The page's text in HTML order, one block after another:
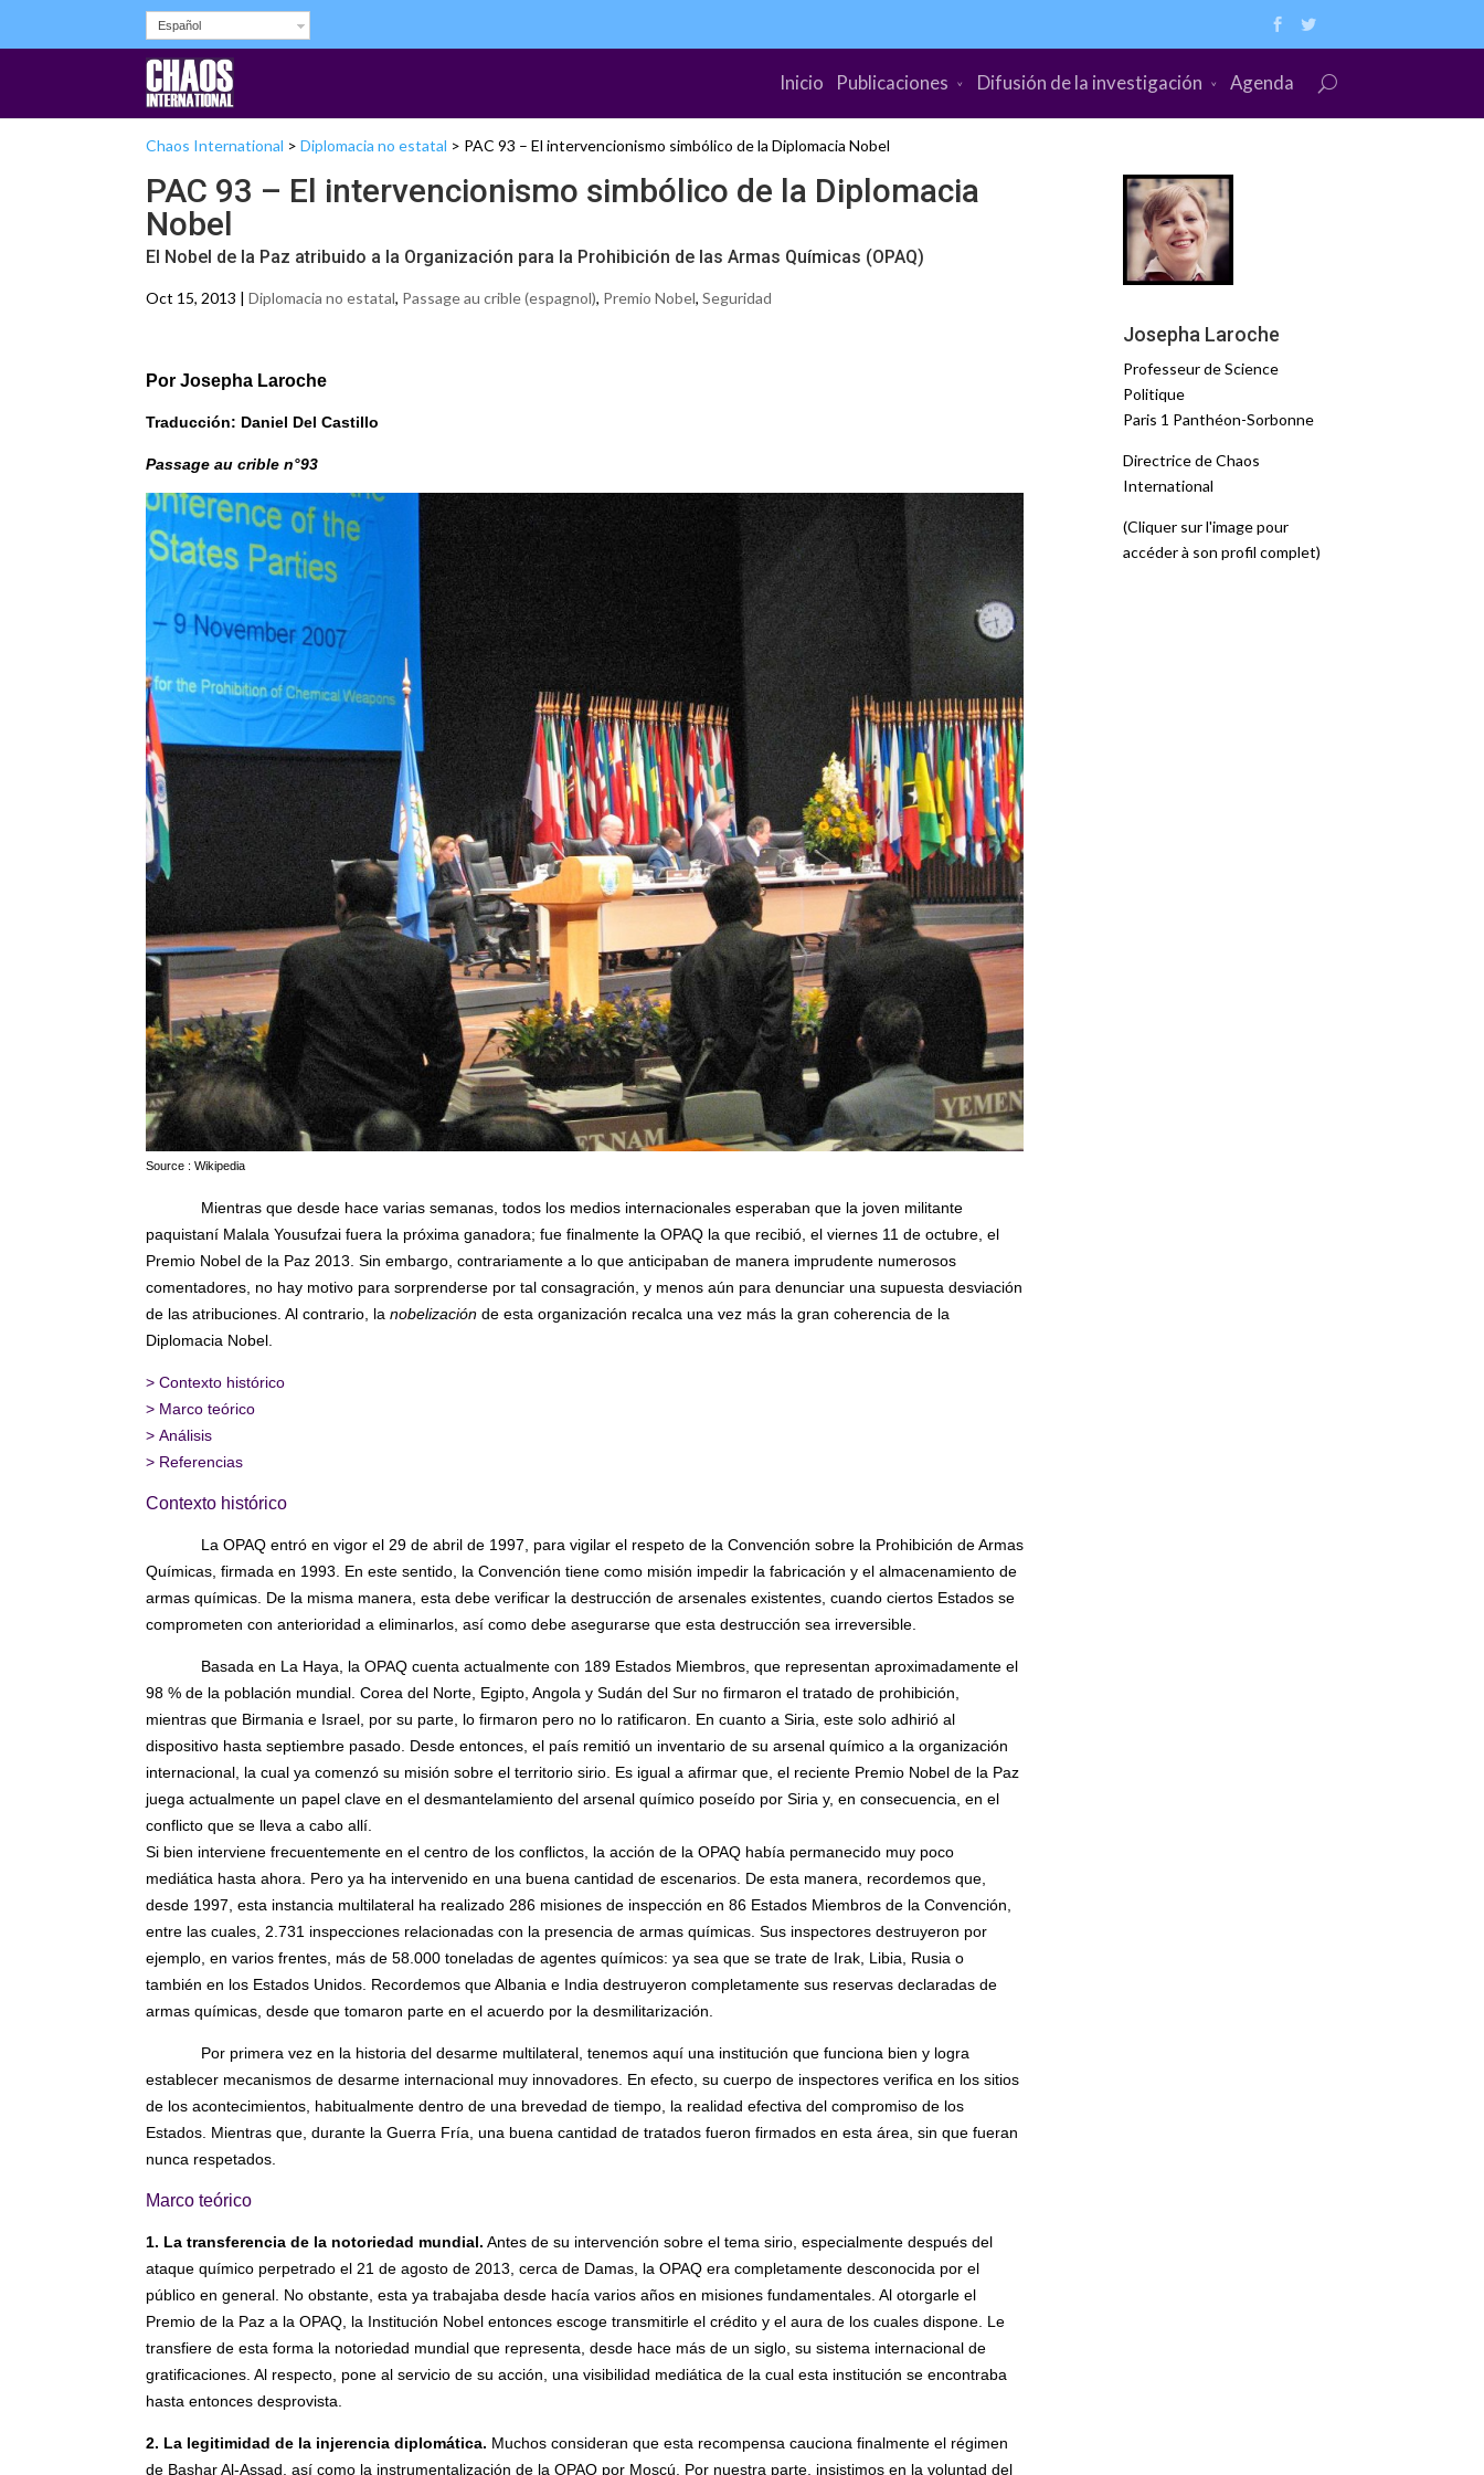
Español
Inicio Publicaciones Difusión de la investigación Agenda
Chaos International > Diplomacia no estatal > PAC 93 – El intervencionismo simbólico de la Diplomacia Nobel
PAC 93 – El intervencionismo simbólico de la Diplomacia
Nobel
El Nobel de la Paz atribuido a la Organización para la Prohibición de las Armas Químicas (OPAQ)
Oct 15, 2013 | Diplomacia no estatal, Passage au crible (espagnol), Premio Nobel, Seguridad
Por Josepha Laroche
Traducción: Daniel Del Castillo
Passage au crible n°93
Source : Wikipedia
Mientras que desde hace varias semanas, todos los medios internacionales esperaban que la joven militante
paquistaní Malala Yousufzai fuera la próxima ganadora; fue finalmente la OPAQ la que recibió, el viernes 11 de octubre, el
Premio Nobel de la Paz 2013. Sin embargo, contrariamente a lo que anticipaban de manera imprudente numerosos
comentadores, no hay motivo para sorprenderse por tal consagración, y menos aún para denunciar una supuesta desviación
de las atribuciones. Al contrario, la nobelización de esta organización recalca una vez más la gran coherencia de la
Diplomacia Nobel.
> Contexto histórico
> Marco teórico
> Análisis
> Referencias
Contexto histórico
La OPAQ entró en vigor el 29 de abril de 1997, para vigilar el respeto de la Convención sobre la Prohibición de Armas
Químicas, firmada en 1993. En este sentido, la Convención tiene como misión impedir la fabricación y el almacenamiento de
armas químicas. De la misma manera, esta debe verificar la destrucción de arsenales existentes, cuando ciertos Estados se
comprometen con anterioridad a eliminarlos, así como debe asegurarse que esta destrucción sea irreversible.
Basada en La Haya, la OPAQ cuenta actualmente con 189 Estados Miembros, que representan aproximadamente el
98 % de la población mundial. Corea del Norte, Egipto, Angola y Sudán del Sur no firmaron el tratado de prohibición,
mientras que Birmania e Israel, por su parte, lo firmaron pero no lo ratificaron. En cuanto a Siria, este solo adhirió al
dispositivo hasta septiembre pasado. Desde entonces, el país remitió un inventario de su arsenal químico a la organización
internacional, la cual ya comenzó su misión sobre el territorio sirio. Es igual a afirmar que, el reciente Premio Nobel de la Paz
juega actualmente un papel clave en el desmantelamiento del arsenal químico poseído por Siria y, en consecuencia, en el
conflicto que se lleva a cabo allí.
Si bien interviene frecuentemente en el centro de los conflictos, la acción de la OPAQ había permanecido muy poco
mediática hasta ahora. Pero ya ha intervenido en una buena cantidad de escenarios. De esta manera, recordemos que,
desde 1997, esta instancia multilateral ha realizado 286 misiones de inspección en 86 Estados Miembros de la Convención,
entre las cuales, 2.731 inspecciones relacionadas con la presencia de armas químicas. Sus inspectores destruyeron por
ejemplo, en varios frentes, más de 58.000 toneladas de agentes químicos: ya sea que se trate de Irak, Libia, Rusia o
también en los Estados Unidos. Recordemos que Albania e India destruyeron completamente sus reservas declaradas de
armas químicas, desde que tomaron parte en el acuerdo por la desmilitarización.
Por primera vez en la historia del desarme multilateral, tenemos aquí una institución que funciona bien y logra
establecer mecanismos de desarme internacional muy innovadores. En efecto, su cuerpo de inspectores verifica en los sitios
de los acontecimientos, habitualmente dentro de una brevedad de tiempo, la realidad efectiva del compromiso de los
Estados. Mientras que, durante la Guerra Fría, una buena cantidad de tratados fueron firmados en esta área, sin que fueran
nunca respetados.
Marco teórico
1. La transferencia de la notoriedad mundial. Antes de su intervención sobre el tema sirio, especialmente después del
ataque químico perpetrado el 21 de agosto de 2013, cerca de Damas, la OPAQ era completamente desconocida por el
público en general. No obstante, esta ya trabajaba desde hacía varios años en misiones fundamentales. Al otorgarle el
Premio de la Paz a la OPAQ, la Institución Nobel entonces escoge transmitirle el crédito y el aura de los cuales dispone. Le
transfiere de esta forma la notoriedad mundial que representa, desde hace más de un siglo, su sistema internacional de
gratificaciones. Al respecto, pone al servicio de su acción, una visibilidad mediática de la cual esta institución se encontraba
hasta entonces desprovista.
2. La legitimidad de la injerencia diplomática. Muchos consideran que esta recompensa cauciona finalmente el régimen
de Bashar Al-Assad, así como la instrumentalización de la OPAQ por Moscú. Por nuestra parte, insistimos en la voluntad del
Josepha Laroche
Professeur de Science
Politique
Paris 1 Panthéon-Sorbonne
Directrice de Chaos
International
(Cliquer sur l'image pour
accéder à son profil complet)